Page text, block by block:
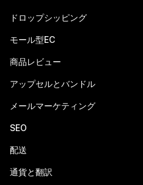
ドロップシッピング
モール型EC
商品レビュー
アップセルとバンドル
メールマーケティング
SEO
配送
通貨と翻訳